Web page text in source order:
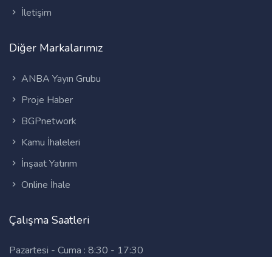
İletişim
Diğer Markalarımız
ANBA Yayın Grubu
Proje Haber
BGPnetwork
Kamu İhaleleri
İnşaat Yatırım
Online İhale
Çalışma Saatleri
Pazartesi - Cuma : 8:30 - 17:30